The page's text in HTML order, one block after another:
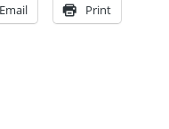
Email Print